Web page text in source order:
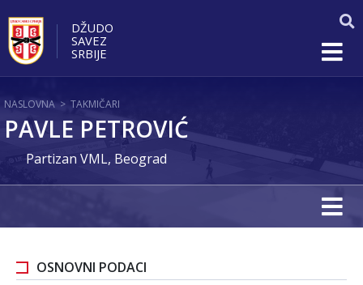
DŽUDO
SAVEZ
SRBIJE
NASLOVNA > TAKMIČARI
PAVLE PETROVIĆ
Partizan VML, Beograd
OSNOVNI PODACI